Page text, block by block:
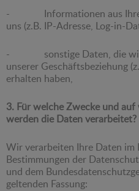
- Informationen aus Ihrem
uns (z.B. IP-Adresse, Log-in-
- sonstige Daten, die wir
unserer Geschäftsbeziehung
erhalten haben,
3. Für welche Zwecke und
werden die Daten verarbeitet?
Wir verarbeiten Ihre Daten im
Bestimmungen der
und dem
geltenden Fassung: